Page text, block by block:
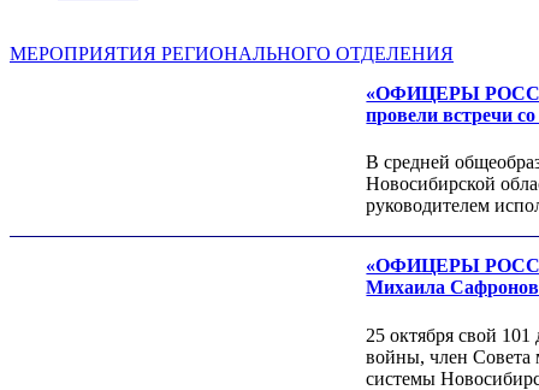
МЕРОПРИЯТИЯ РЕГИОНАЛЬНОГО ОТДЕЛЕНИЯ
«ОФИЦЕРЫ
провели встречи
В средней
Новосибирской
руководителем
«ОФИЦЕРЫ
Михаила
25 октября свой
войны, член
системы